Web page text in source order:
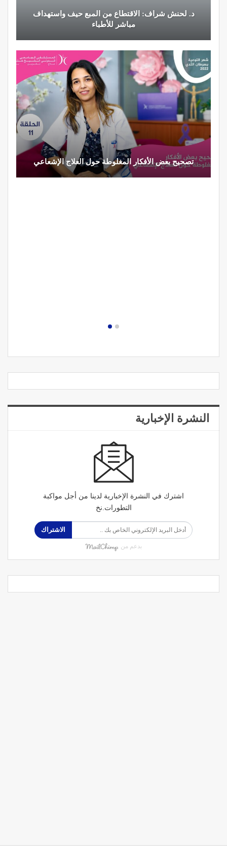
د. لحنش شراف: الاقتطاع من المبع حيف واستهداف
مباشر للأطباء
تصحيح بعض الأفكار المغلوطة حول العلاج الإشعاعي
النشرة الإخبارية
اشترك في النشرة الإخبارية لدينا من أجل مواكبة
التطورات.نخ
الاشتراك
بدعم من